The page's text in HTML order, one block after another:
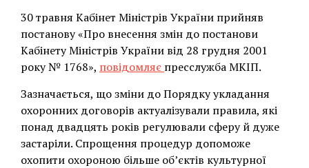
30 травня Кабінет Міністрів України прийняв
постанову «Про внесення змін до постанови
Кабінету Міністрів України від 28 грудня 2001
року № 1768», повідомляє пресслужба МКІП.
Зазначається, що зміни до Порядку укладання
охоронних договорів актуалізували правила, які
понад двадцять років регулювали сферу й дуже
застаріли. Спрощення процедур допоможе
охопити охороною більше об’єктів культурної